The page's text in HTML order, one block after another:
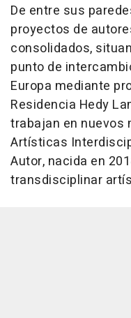
De entre sus
proyectos de
consolidados,
punto de
Europa mediante
Residencia Hedy
trabajan en nuevos
Artísticas
Autor, nacida en
transdisciplinar